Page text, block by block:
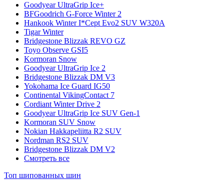
Goodyear UltraGrip Ice+
BFGoodrich G-Force Winter 2
Hankook Winter I*Cept Evo2 SUV W320A
Tigar Winter
Bridgestone Blizzak REVO GZ
Toyo Observe GSI5
Kormoran Snow
Goodyear UltraGrip Ice 2
Bridgestone Blizzak DM V3
Yokohama Ice Guard IG50
Continental VikingContact 7
Cordiant Winter Drive 2
Goodyear UltraGrip Ice SUV Gen-1
Kormoran SUV Snow
Nokian Hakkapeliitta R2 SUV
Nordman RS2 SUV
Bridgestone Blizzak DM V2
Смотреть все
Топ шипованных шин